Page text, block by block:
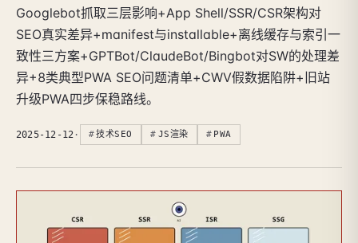
Googlebot抓取三层影响+App Shell/SSR/CSR架构对
SEO真实差异+manifest与installable+离线缓存与索引一
致性三方案+GPTBot/ClaudeBot/Bingbot对SW的处理差
异+8类典型PWA SEO问题清单+CWV假数据陷阱+旧站
升级PWA四步保稳路线。
2025-12-12 · 技术SEO JS渲染 PWA